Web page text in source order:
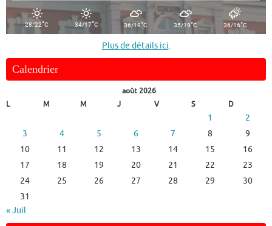
28/22°C 34/17°C 36/19°C 35/19°C 36/16°C
Plus de détails ici.
Calendrier
août 2026
L
M M J V S D
1
2
3
4 5 6 7 8
9
10
11 12 13 14 15
16
17
18 19 20 21 22
23
24
25 26 27 28 29
30
31
« Juil